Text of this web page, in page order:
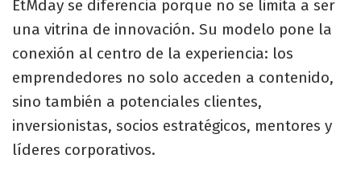
EtMday se diferencia porque no se limita a ser
una vitrina de innovación. Su modelo pone la
conexión al centro de la experiencia: los
emprendedores no solo acceden a contenido,
sino también a potenciales clientes,
inversionistas, socios estratégicos, mentores y
líderes corporativos.